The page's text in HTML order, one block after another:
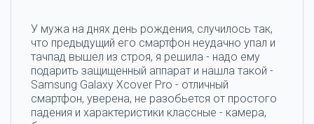
У мужа на днях день рождения, случилось так,
что предыдущий его смартфон неудачно упал и
тачпад вышел из строя, я решила - надо ему
подарить защищенный аппарат и нашла такой -
Samsung Galaxy Xcover Pro - отличный
смартфон, уверена, не разобьется от простого
падения и характеристики классные - камера,